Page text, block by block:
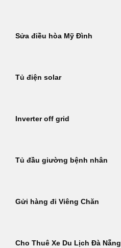
Sửa điều hòa Mỹ Đình
Tủ điện solar
Inverter off grid
Tủ đầu giường bệnh nhân
Gửi hàng đi Viêng Chăn
Cho Thuê Xe Du Lịch Đà Nẵng